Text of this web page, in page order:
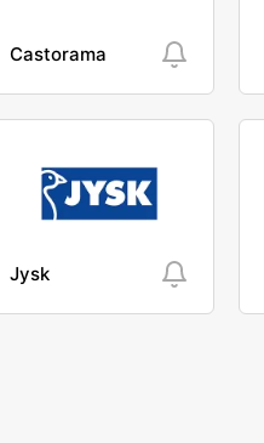
Castorama
Jysk